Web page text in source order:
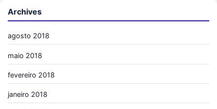
Archives
agosto 2018
maio 2018
fevereiro 2018
janeiro 2018